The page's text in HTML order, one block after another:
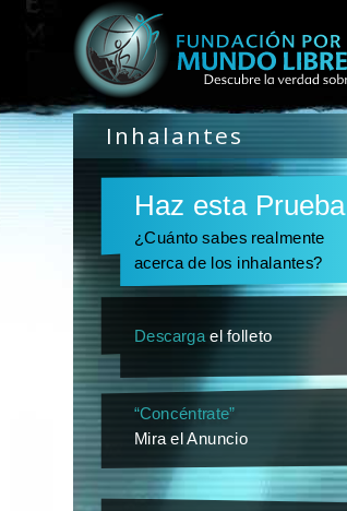
Inhalantes
Haz esta Prueba
¿Cuánto sabes realmente
acerca de los inhalantes?
Descarga el folleto
“Concéntrate”
Mira el Anuncio